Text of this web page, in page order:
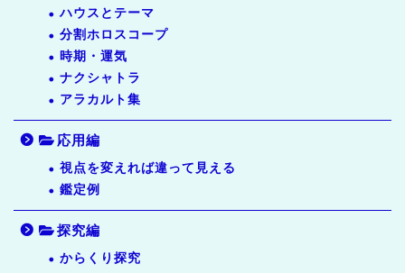
ハウスとテーマ
分割ホロスコープ
時期・運気
ナクシャトラ
アラカルト集
応用編
視点を変えれば違って見える
鑑定例
探究編
からくり探究